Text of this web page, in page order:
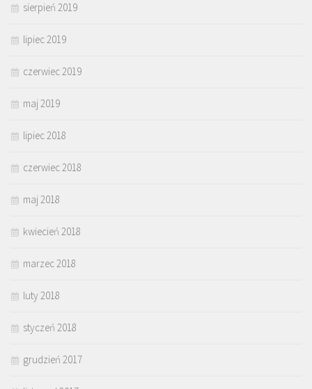
sierpień 2019
lipiec 2019
czerwiec 2019
maj 2019
lipiec 2018
czerwiec 2018
maj 2018
kwiecień 2018
marzec 2018
luty 2018
styczeń 2018
grudzień 2017